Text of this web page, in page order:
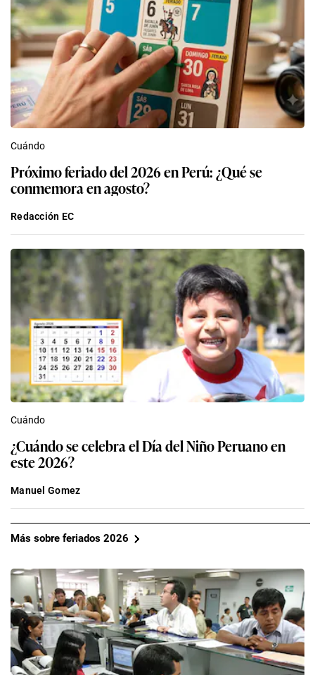
Cuándo
Próximo feriado del 2026 en Perú: ¿Qué se
conmemora en agosto?
Redacción EC
Cuándo
¿Cuándo se celebra el Día del Niño Peruano en
este 2026?
Manuel Gomez
Más sobre feriados 2026